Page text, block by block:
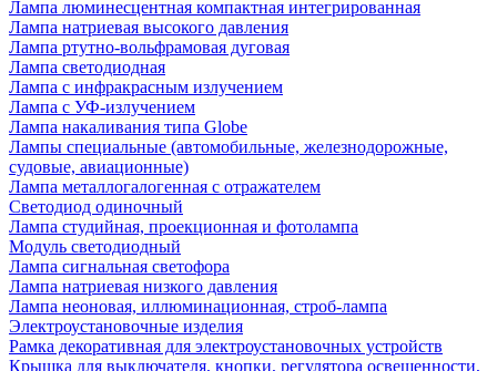
Лампа люминесцентная компактная интегрированная
Лампа натриевая высокого давления
Лампа ртутно-вольфрамовая дуговая
Лампа светодиодная
Лампа с инфракрасным излучением
Лампа с УФ-излучением
Лампа накаливания типа Globe
Лампы специальные (автомобильные, железнодорожные,
судовые, авиационные)
Лампа металлогалогенная с отражателем
Светодиод одиночный
Лампа студийная, проекционная и фотолампа
Модуль светодиодный
Лампа сигнальная светофора
Лампа натриевая низкого давления
Лампа неоновая, иллюминационная, строб-лампа
Электроустановочные изделия
Рамка декоративная для электроустановочных устройств
Крышка для выключателя, кнопки, регулятора освещенности,